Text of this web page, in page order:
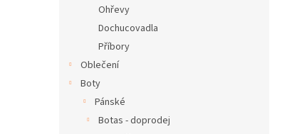
Ohřevy
Dochucovadla
Příbory
Oblečení
Boty
Pánské
Botas - doprodej